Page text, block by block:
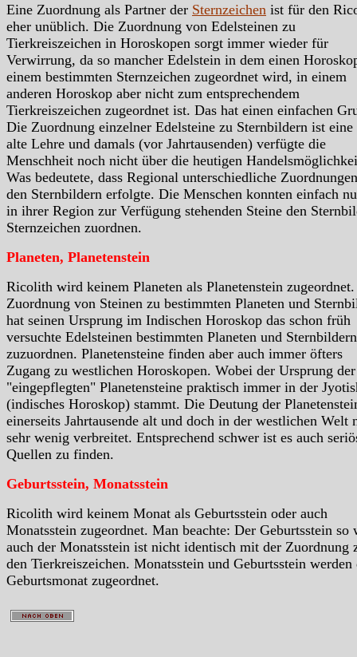
Eine Zuordnung als Partner der Sternzeichen ist für den
eher unüblich. Die Zuordnung von Edelsteinen zu
Tierkreiszeichen in Horoskopen sorgt immer wieder für
Verwirrung, da so mancher Edelstein in dem einen
einem bestimmten Sternzeichen zugeordnet wird, in einem
anderen Horoskop aber nicht zum entsprechendem
Tierkreiszeichen zugeordnet ist. Das hat einen einfachen
Die Zuordnung einzelner Edelsteine zu Sternbildern ist eine
alte Lehre und damals (vor Jahrtausenden) verfügte die
Menschheit noch nicht über die heutigen
Was bedeutete, dass Regional unterschiedliche
den Sternbildern erfolgte. Die Menschen konnten einfach
in ihrer Region zur Verfügung stehenden Steine den
Sternzeichen zuordnen.
Planeten, Planetenstein
Ricolith wird keinem Planeten als Planetenstein
Zuordnung von Steinen zu bestimmten Planeten und
hat seinen Ursprung im Indischen Horoskop das schon früh
versuchte Edelsteinen bestimmten Planeten und Sternbildern
zuzuordnen. Planetensteine finden aber auch immer öfters
Zugang zu westlichen Horoskopen. Wobei der Ursprung der
"eingepflegten" Planetensteine praktisch immer in der
(indisches Horoskop) stammt. Die Deutung der
einerseits Jahrtausende alt und doch in der westlichen Welt
sehr wenig verbreitet. Entsprechend schwer ist es auch
Quellen zu finden.
Geburtsstein, Monatsstein
Ricolith wird keinem Monat als Geburtsstein oder auch
Monatsstein zugeordnet. Man beachte: Der Geburtsstein so
auch der Monatsstein ist nicht identisch mit der Zuordnung
den Tierkreiszeichen. Monatsstein und Geburtsstein werden
Geburtsmonat zugeordnet.